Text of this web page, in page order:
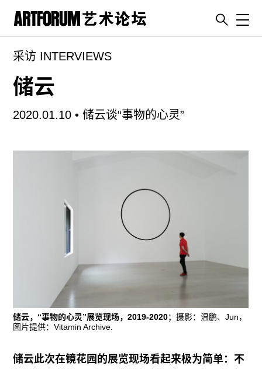
artguide
新闻
展评
杂志
ART & EDUCATION
联系我们
关注我们
采访 INTERVIEWS
储云
2020.01.10 •储云谈“事物的心灵”
储云，“事物的心灵”展览现场，2019-2020；摄影：温鹏、Jun，
图片提供：Vitamin Archive.
储云此次在镜花园的展览现场看起来极为简单：不